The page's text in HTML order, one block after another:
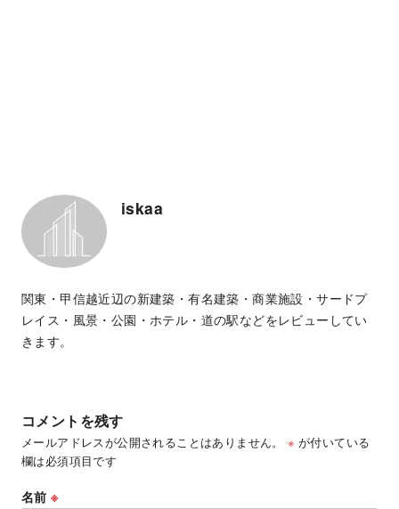
iskaa
関東・甲信越近辺の新建築・有名建築・商業施設・サードプ
レイス・風景・公園・ホテル・道の駅などをレビューしてい
きます。
コメントを残す
メールアドレスが公開されることはありません。 ※ が付いている
欄は必須項目です
名前※